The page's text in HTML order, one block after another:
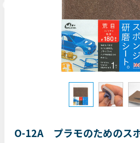
O-12A プラモのためのス